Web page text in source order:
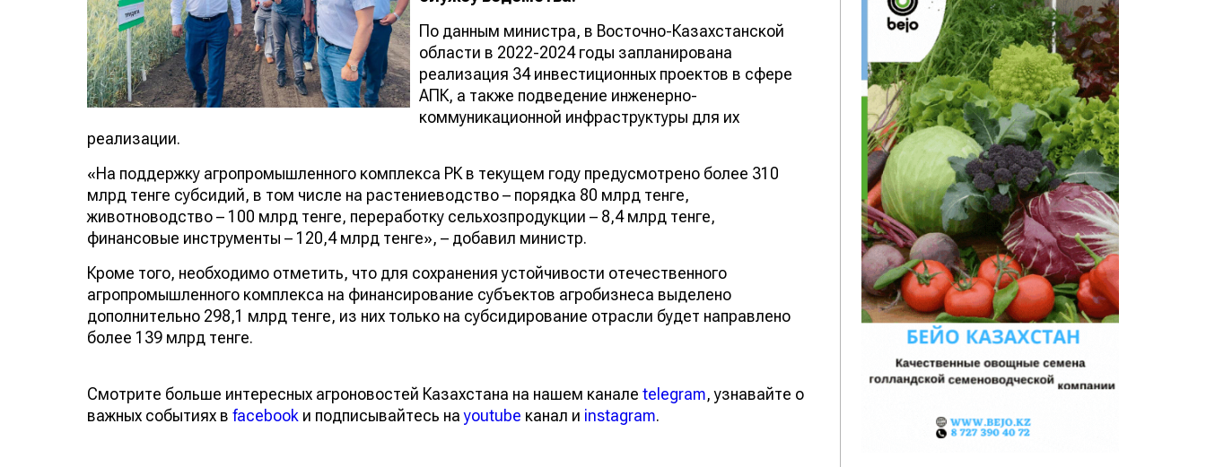
По данным министра, в Восточно-Казахстанской
области в 2022-2024 годы запланирована
реализация 34 инвестиционных проектов в сфере
АПК, а также подведение инженерно-
коммуникационной инфраструктуры для их
реализации.
«На поддержку агропромышленного комплекса РК в текущем году предусмотрено более 310
млрд тенге субсидий, в том числе на растениеводство – порядка 80 млрд тенге,
животноводство – 100 млрд тенге, переработку сельхозпродукции – 8,4 млрд тенге,
финансовые инструменты – 120,4 млрд тенге», – добавил министр.
Кроме того, необходимо отметить, что для сохранения устойчивости отечественного
агропромышленного комплекса на финансирование субъектов агробизнеса выделено
дополнительно 298,1 млрд тенге, из них только на субсидирование отрасли будет направлено
более 139 млрд тенге.
Смотрите больше интересных агроновостей Казахстана на нашем канале telegram, узнавайте о
важных событиях в facebook и подписывайтесь наyoutube канал и instagram.